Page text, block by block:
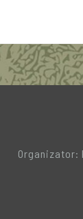
Organizator: